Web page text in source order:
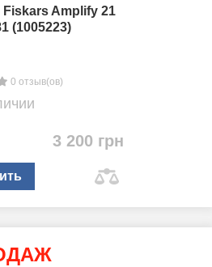
Amplify 21
(1005223)
0 отзыв(ов)
3 200 грн